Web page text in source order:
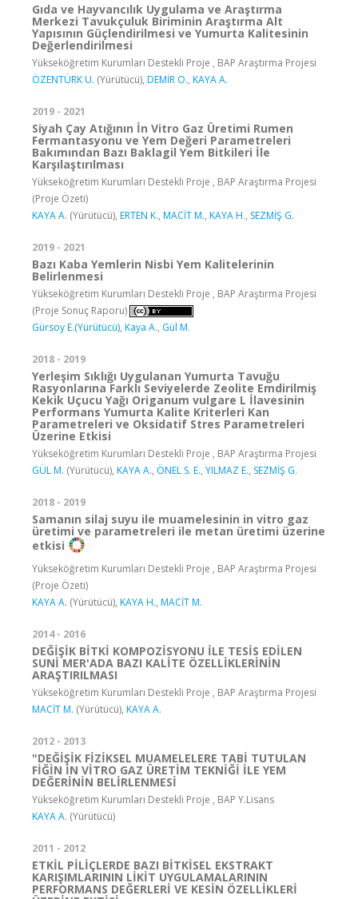
Gıda ve Hayvancılık Uygulama ve Araştırma
Merkezi Tavukçuluk Biriminin Araştırma Alt
Yapısının Güçlendirilmesi ve Yumurta Kalitesinin
Değerlendirilmesi
Yükseköğretim Kurumları Destekli Proje , BAP Araştırma Projesi
ÖZENTÜRK U. (Yürütücü), DEMİR O., KAYA A.
2019 - 2021
Siyah Çay Atığının İn Vitro Gaz Üretimi Rumen
Fermantasyonu ve Yem Değeri Parametreleri
Bakımından Bazı Baklagil Yem Bitkileri İle
Karşılaştırılması
Yükseköğretim Kurumları Destekli Proje , BAP Araştırma Projesi
(Proje Özeti)
KAYA A. (Yürütücü), ERTEN K., MACİT M., KAYA H., SEZMİŞ G.
2019 - 2021
Bazı Kaba Yemlerin Nisbi Yem Kalitelerinin
Belirlenmesi
Yükseköğretim Kurumları Destekli Proje , BAP Araştırma Projesi
(Proje Sonuç Raporu)
Gürsoy E.(Yürütücü), Kaya A., Gül M.
2018 - 2019
Yerleşim Sıklığı Uygulanan Yumurta Tavuğu
Rasyonlarına Farklı Seviyelerde Zeolite Emdirilmiş
Kekik Uçucu Yağı Origanum vulgare L İlavesinin
Performans Yumurta Kalite Kriterleri Kan
Parametreleri ve Oksidatif Stres Parametreleri
Üzerine Etkisi
Yükseköğretim Kurumları Destekli Proje , BAP Araştırma Projesi
GÜL M. (Yürütücü), KAYA A., ÖNEL S. E., YILMAZ E., SEZMİŞ G.
2018 - 2019
Samanın silaj suyu ile muamelesinin in vitro gaz
üretimi ve parametreleri ile metan üretimi üzerine
etkisi
Yükseköğretim Kurumları Destekli Proje , BAP Araştırma Projesi
(Proje Özeti)
KAYA A. (Yürütücü), KAYA H., MACİT M.
2014 - 2016
DEĞİŞİK BİTKİ KOMPOZİSYONU İLE TESİS EDİLEN
SUNİ MER'ADA BAZI KALİTE ÖZELLİKLERİNİN
ARAŞTIRILMASI
Yükseköğretim Kurumları Destekli Proje , BAP Araştırma Projesi
MACİT M. (Yürütücü), KAYA A.
2012 - 2013
"DEĞİŞİK FİZİKSEL MUAMELELERE TABİ TUTULAN
FİĞİN İN VİTRO GAZ ÜRETİM TEKNİĞİ İLE YEM
DEĞERİNİN BELİRLENMESİ
Yükseköğretim Kurumları Destekli Proje , BAP Y.Lisans
KAYA A. (Yürütücü)
2011 - 2012
ETKİL PİLİÇLERDE BAZI BİTKİSEL EKSTRAKT
KARIŞIMLARININ LİKİT UYGULAMALARININ
PERFORMANS DEĞERLERİ VE KESİN ÖZELLİKLERİ